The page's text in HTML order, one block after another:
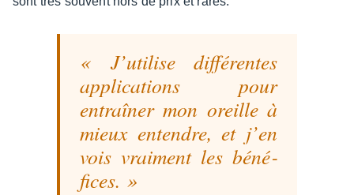
J’uti­lise diffé­rentes
appli­ca­tions pour
entraî­ner mon oreille à
mieux entendre, et j’en
vois vrai­ment les béné­
fices.